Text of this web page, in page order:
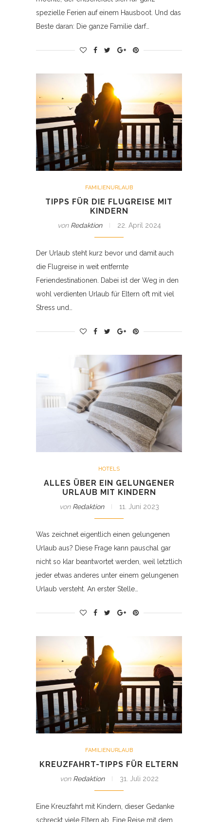
spezielle Ferien auf einem Hausboot. Und das
Beste daran: Die ganze Familie darf…
FAMILIENURLAUB
TIPPS FÜR DIE FLUGREISE MIT
KINDERN
von Redaktion 22. April 2024
Der Urlaub steht kurz bevor und damit auch
die Flugreise in weit entfernte
Feriendestinationen. Dabei ist der Weg in den
wohl verdienten Urlaub für Eltern oft mit viel
Stress und…
HOTELS
ALLES ÜBER EIN GELUNGENER
URLAUB MIT KINDERN
von Redaktion 11. Juni 2023
Was zeichnet eigentlich einen gelungenen
Urlaub aus? Diese Frage kann pauschal gar
nicht so klar beantwortet werden, weil letztlich
jeder etwas anderes unter einem gelungenen
Urlaub versteht. An erster Stelle…
FAMILIENURLAUB
KREUZFAHRT-TIPPS FÜR ELTERN
von Redaktion 31. Juli 2022
Eine Kreuzfahrt mit Kindern, dieser Gedanke
schreckt viele Eltern ab. Eine Reise mit dem